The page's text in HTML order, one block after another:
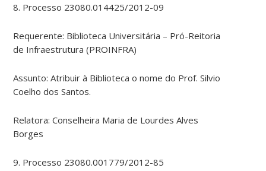
8. Processo 23080.014425/2012-09
Requerente: Biblioteca Universitária – Pró-Reitoria
de Infraestrutura (PROINFRA)
Assunto: Atribuir à Biblioteca o nome do Prof. Silvio
Coelho dos Santos.
Relatora: Conselheira Maria de Lourdes Alves
Borges
9. Processo 23080.001779/2012-85